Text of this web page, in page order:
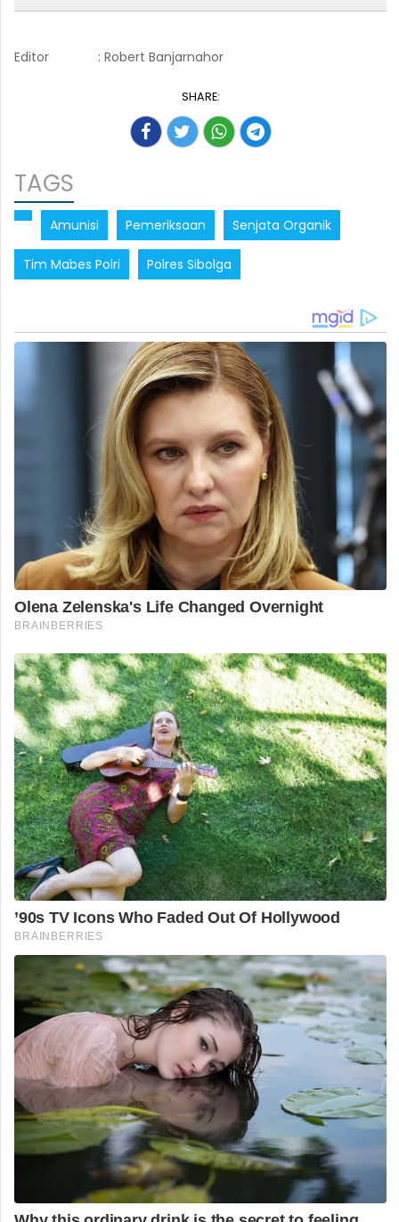
Editor : Robert Banjarnahor
SHARE:
TAGS
Amunisi Pemeriksaan Senjata Organik
Tim Mabes Polri Polres Sibolga